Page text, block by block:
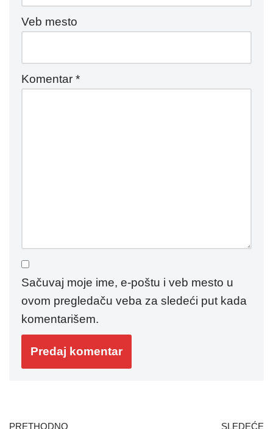
Veb mesto
Komentar *
Sačuvaj moje ime, e-poštu i veb mesto u
ovom pregledaču veba za sledeći put kada
komentarišem.
PRETHODNO SLEDEĆE